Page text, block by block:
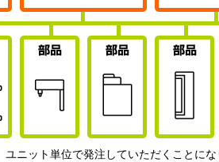
ニット単位で発注していただくことにな